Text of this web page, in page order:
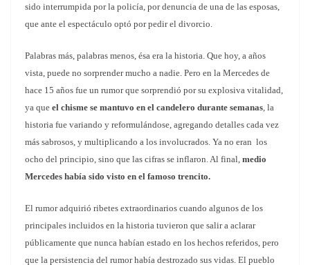
sido interrumpida por la policía, por denuncia de una de las esposas,
que ante el espectáculo optó por pedir el divorcio.
Palabras más, palabras menos, ésa era la historia. Que hoy, a años
vista, puede no sorprender mucho a nadie. Pero en la Mercedes de
hace 15 años fue un rumor que sorprendió por su explosiva vitalidad,
ya que el chisme se mantuvo en el candelero durante semanas , la
historia fue variando y reformulándose, agregando detalles cada vez
más sabrosos, y multiplicando a los involucrados. Ya no eran los
ocho del principio, sino que las cifras se inflaron. Al final, medio
Mercedes había sido visto en el famoso trencito.
El rumor adquirió ribetes extraordinarios cuando algunos de los
principales incluidos en la historia tuvieron que salir a aclarar
públicamente que nunca habían estado en los hechos referidos, pero
que la persistencia del rumor había destrozado sus vidas. El pueblo